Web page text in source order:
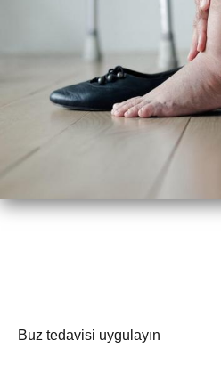
Buz tedavisi uygulayın